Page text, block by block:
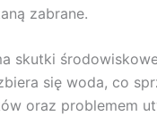
zabrane.
skutki
się woda, co
oraz problemem